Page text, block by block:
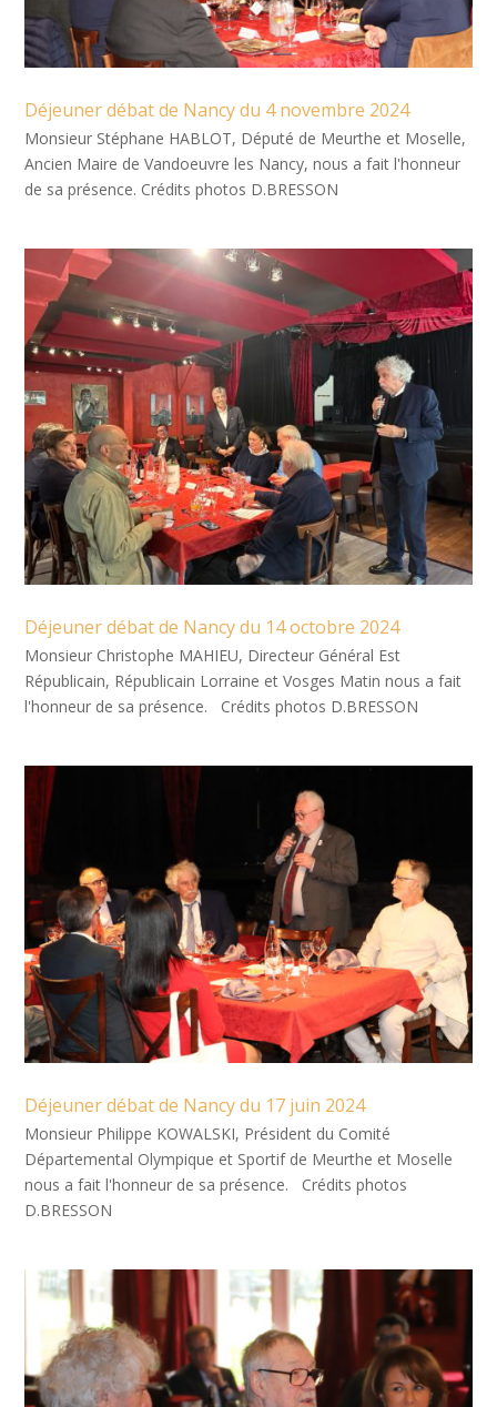
Déjeuner débat de Nancy du 4 novembre 2024
Monsieur Stéphane HABLOT, Député de Meurthe et Moselle,
Ancien Maire de Vandoeuvre les Nancy, nous a fait l'honneur
de sa présence. Crédits photos D.BRESSON
Déjeuner débat de Nancy du 14 octobre 2024
Monsieur Christophe MAHIEU, Directeur Général Est
Républicain, Républicain Lorraine et Vosges Matin nous a fait
l'honneur de sa présence. Crédits photos D.BRESSON
Déjeuner débat de Nancy du 17 juin 2024
Monsieur Philippe KOWALSKI, Président du Comité
Départemental Olympique et Sportif de Meurthe et Moselle
nous a fait l'honneur de sa présence. Crédits photos
D.BRESSON